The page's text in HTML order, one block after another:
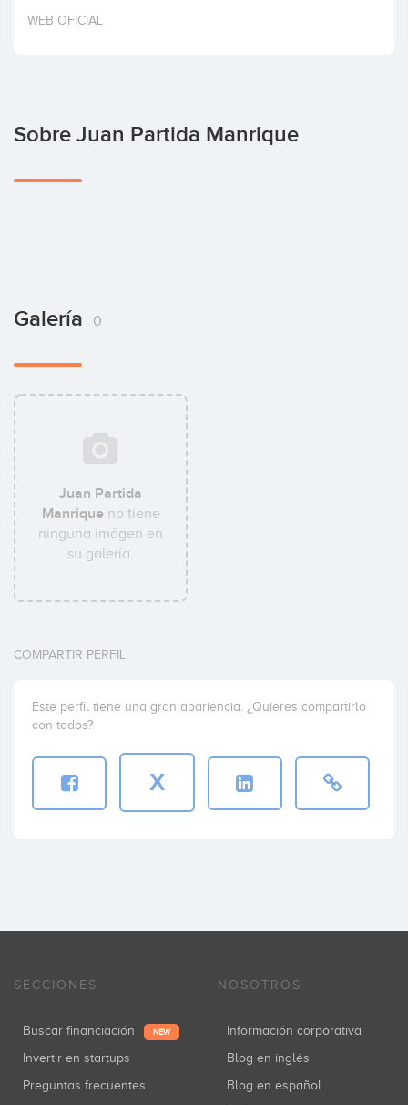
Invertir
WEB OFICIAL
Sobre Juan Partida Manrique
Galería 0
Juan Partida
Manriqueno tiene
ninguna imágen en
su galería.
COMPARTIR PERFIL
Este perfil tiene una gran apariencia. ¿Quieres compartirlo
con todos?
X
SECCIONES
Buscar financiación NEW
Invertir en startups
Preguntas frecuentes
NOSOTROS
Información corporativa
Blog en inglés
Blog en español